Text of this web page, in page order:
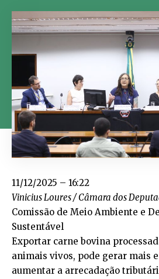
11/12/2025 – 16:22
Vinicius Loures / Câmara dos
Comissão de Meio Ambiente e
Sustentável
Exportar carne bovina
animais vivos, pode gerar mais
aumentar a arrecadação